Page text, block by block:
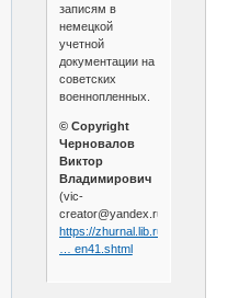
записям в
немецкой
учeтной
документации на
советских
военнопленных.
© Copyright
Черновалов
Виктор
Владимирович
(vic-
creator@yandex.ru)
https://zhurnal.lib.ru/c/
… en41.shtml